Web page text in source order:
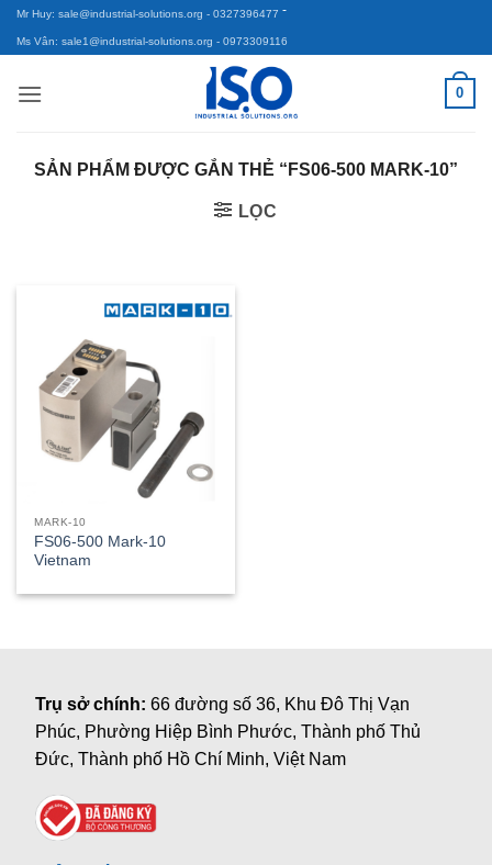
Bỏ
qua
dung
Mr Huy: sale@industrial-solutions.org - 0327396477 -
Ms Vân: sale1@industrial-solutions.org - 0973309116
0
SẢN PHẨM ĐƯỢC GẮN THẺ “FS06-500 MARK-10”
LỌC
MARK-10
FS06-500 Mark-10
Vietnam
Trụ sở chính:66 đường số 36, Khu Đô Thị Vạn
Phúc, Phường Hiệp Bình Phước, Thành phố Thủ
Đức, Thành phố Hồ Chí Minh, Việt Nam